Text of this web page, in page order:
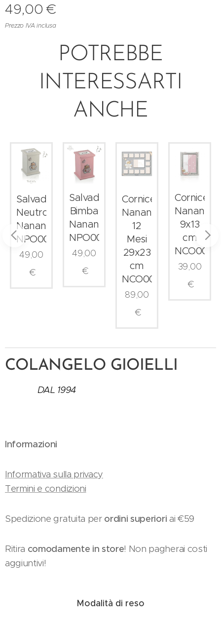
49,00 €
Prezzo IVA inclusa
POTREBBE
INTERESSARTI
ANCHE
Salvadanaio
Neutro
Nanan
NPO0016
49,00
€
Salvadanaio
Bimba
Nanan
NPO0014
49,00
€
Cornice
Nanan
12
Mesi
29x23
cm
NCO0049
89,00
€
Cornice
Nanan
9x13
cm
NCO0042
39,00
€
COLANGELO GIOIELLI
DAL 1994
Informazioni
Informativa sulla privacy
Termini e condizioni
Spedizione gratuita perordini superiori ai €59
Ritira comodamente in store! Non pagherai costi
aggiuntivi!
Modalità di reso